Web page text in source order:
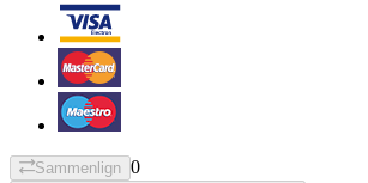
Sammenlign 0